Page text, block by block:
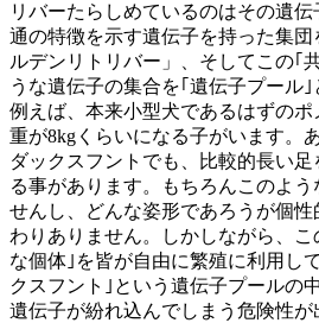
リバーたらしめているのはその遺
通の特徴を示す遺伝子を持った集
ルデンリトリバー」、そしてこの｢
うな遺伝子の集合を｢遺伝子プール｣
例えば、本来小型犬であるはずの
重が8kgくらいになる子がいます。
ダックスフントでも、比較的長い足
る事があります。もちろんこのよ
せんし、どんな姿形であろうが個
わりありません。しかしながら、
な個体｣を皆が自由に繁殖に利用し
クスフント｣という遺伝子プールの
遺伝子が紛れ込んでしまう危険性